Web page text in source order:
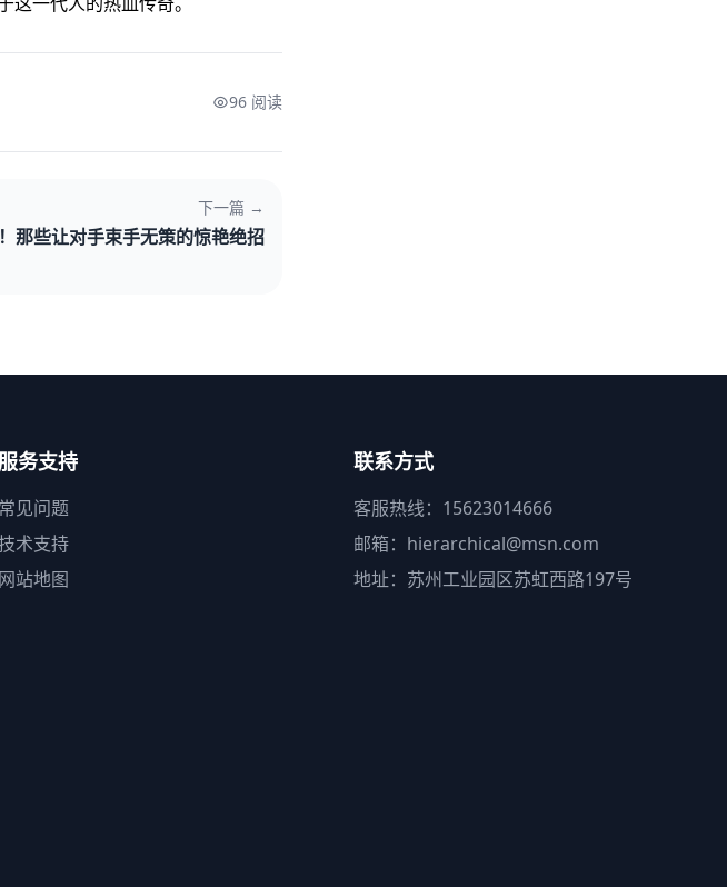
96 阅读
下一篇 →
那些让对手束手无策的惊艳绝招
服务支持
常见问题
术支持
网站地图
联系方式
客服热线：15623014666
邮箱：hierarchical@msn.com
地址：苏州工业园区苏虹西路197号